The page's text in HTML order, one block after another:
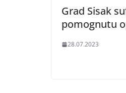
Grad Sisak
pomognutu
28.07.2023